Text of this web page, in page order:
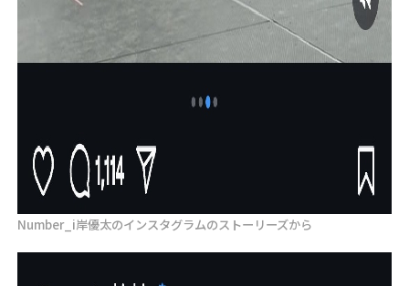
Number_i岸優太のインスタグラムのストーリーズから